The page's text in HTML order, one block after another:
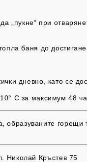
„пукне“ при
баня до
дневно, като се
С за максимум 48
горещи
Николай Кръстев 75